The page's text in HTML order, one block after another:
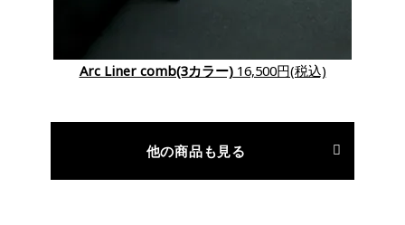
Arc Liner comb(3カラー)16,500円(税込)
他の商品も見る